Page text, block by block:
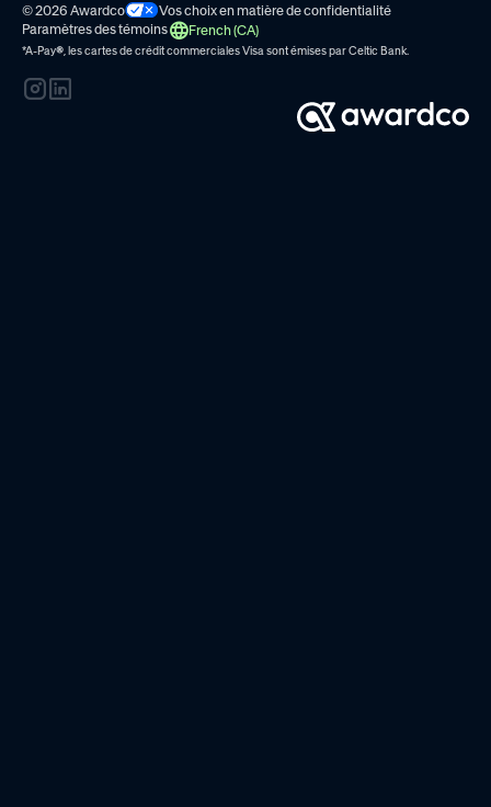
© 2026 Awardco
Vos choix en matière de confidentialité
Paramètres des témoins
French (CA)
*A-Pay®, les cartes de crédit commerciales Visa sont émises parCeltic Bank.